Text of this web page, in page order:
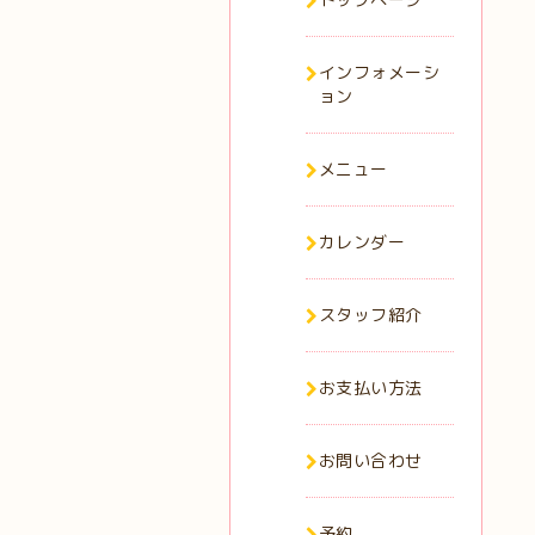
インフォメーシ
ョン
メニュー
カレンダー
スタッフ紹介
お支払い方法
お問い合わせ